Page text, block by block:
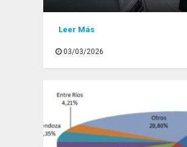
Leer Más
03/03/2026